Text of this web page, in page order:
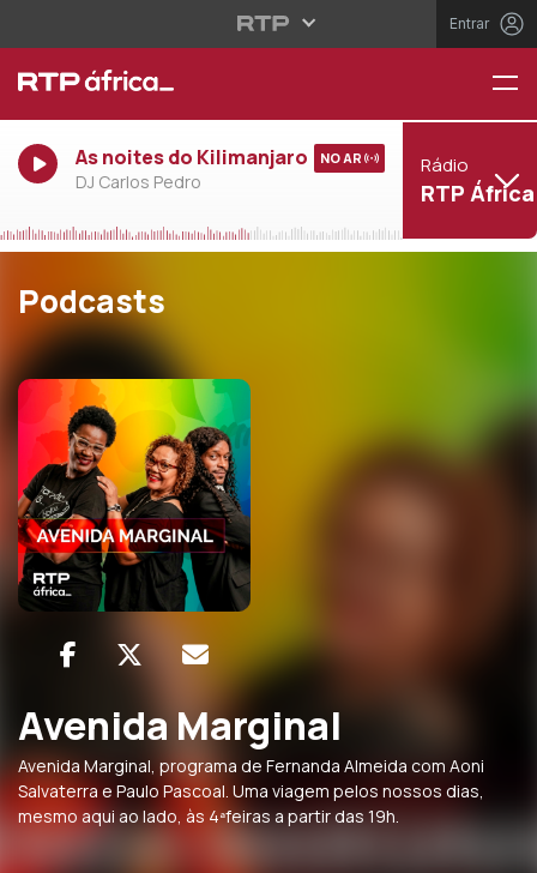
Entrar
As noites do Kilimanjaro
DJ Carlos Pedro
NO AR Rádio
RTP África
Podcasts
Avenida Marginal
Avenida Marginal, programa de Fernanda Almeida com Aoni
Salvaterra e Paulo Pascoal. Uma viagem pelos nossos dias,
mesmo aqui ao lado, às 4ªfeiras a partir das 19h.